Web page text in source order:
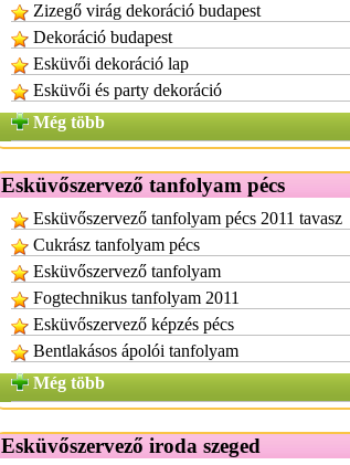
Zizegő virág dekoráció budapest
Dekoráció budapest
Esküvői dekoráció lap
Esküvői és party dekoráció
Még több
Esküvőszervező tanfolyam pécs
Esküvőszervező tanfolyam pécs 2011 tavasz
Cukrász tanfolyam pécs
Esküvőszervező tanfolyam
Fogtechnikus tanfolyam 2011
Esküvőszervező képzés pécs
Bentlakásos ápolói tanfolyam
Még több
Esküvőszervező iroda szeged